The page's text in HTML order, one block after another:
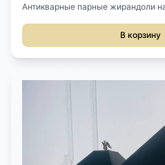
Антикварные парные жирандоли
Каждая на две светоточки.
В корзину